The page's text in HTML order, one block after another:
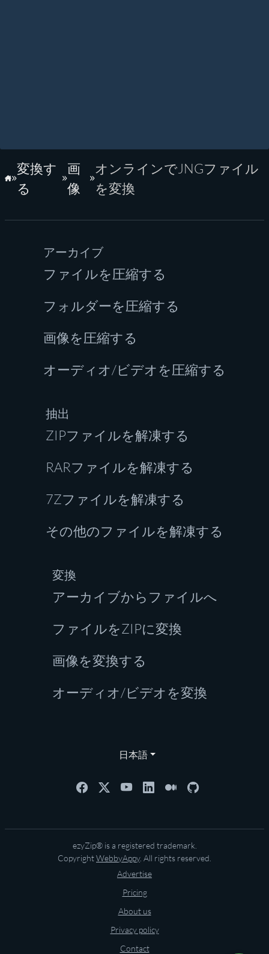
ホーム
変換す
る
画
像
オンラインでJNGファイル
を変換
アーカイブ
ファイルを圧縮する
フォルダーを圧縮する
画像を圧縮する
オーディオ/ビデオを圧縮する
抽出
ZIPファイルを解凍する
RARファイルを解凍する
7Zファイルを解凍する
その他のファイルを解凍する
変換
アーカイブからファイルへ
ファイルをZIPに変換
画像を変換する
オーディオ/ビデオを変換
日本語
ezyZip® is a registered trademark.
CopyrightWebbyAppy. All rights reserved.
Advertise
Pricing
About us
Privacy policy
Contact